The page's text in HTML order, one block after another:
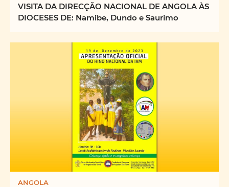
VISITA DA DIRECÇÃO NACIONAL DE ANGOLA ÀS
DIOCESES DE: Namibe, Dundo e Saurimo
ANGOLA